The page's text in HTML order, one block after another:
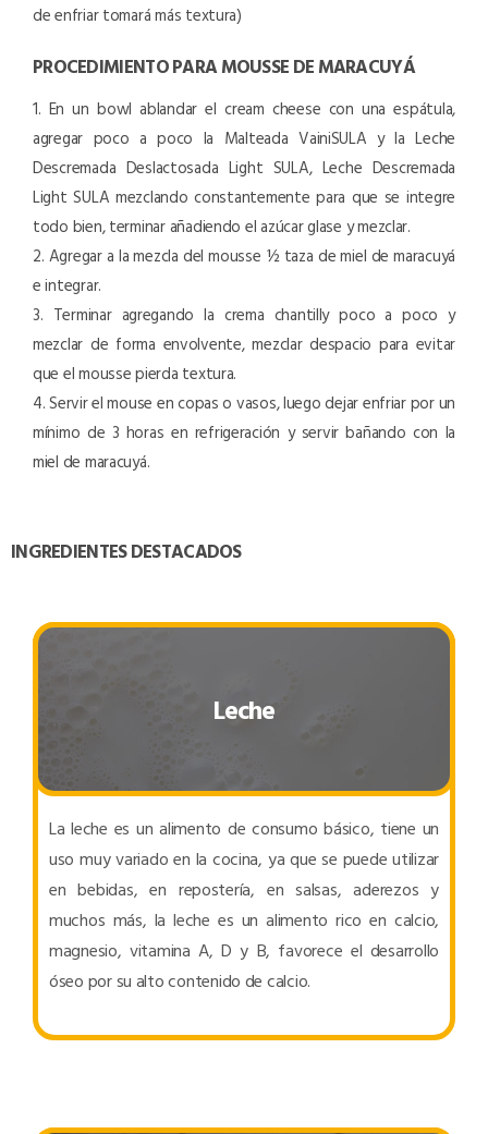
de enfriar tomará más textura)
PROCEDIMIENTO PARA MOUSSE DE MARACUYÁ
1. En un bowl ablandar el cream cheese con una espátula,
agregar poco a poco la Malteada VainiSULA y la Leche
Descremada Deslactosada Light SULA, Leche Descremada
Light SULA mezclando constantemente para que se integre
todo bien, terminar añadiendo el azúcar glase y mezclar.
2. Agregar a la mezcla del mousse ½ taza de miel de maracuyá
e integrar.
3. Terminar agregando la crema chantilly poco a poco y
mezclar de forma envolvente, mezclar despacio para evitar
que el mousse pierda textura.
4. Servir el mouse en copas o vasos, luego dejar enfriar por un
mínimo de 3 horas en refrigeración y servir bañando con la
miel de maracuyá.
INGREDIENTES DESTACADOS
Leche
La leche es un alimento de consumo básico, tiene un
uso muy variado en la cocina, ya que se puede utilizar
en bebidas, en repostería, en salsas, aderezos y
muchos más, la leche es un alimento rico en calcio,
magnesio, vitamina A, D y B, favorece el desarrollo
óseo por su alto contenido de calcio.